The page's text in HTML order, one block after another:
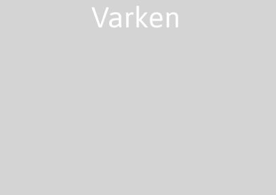
Varken